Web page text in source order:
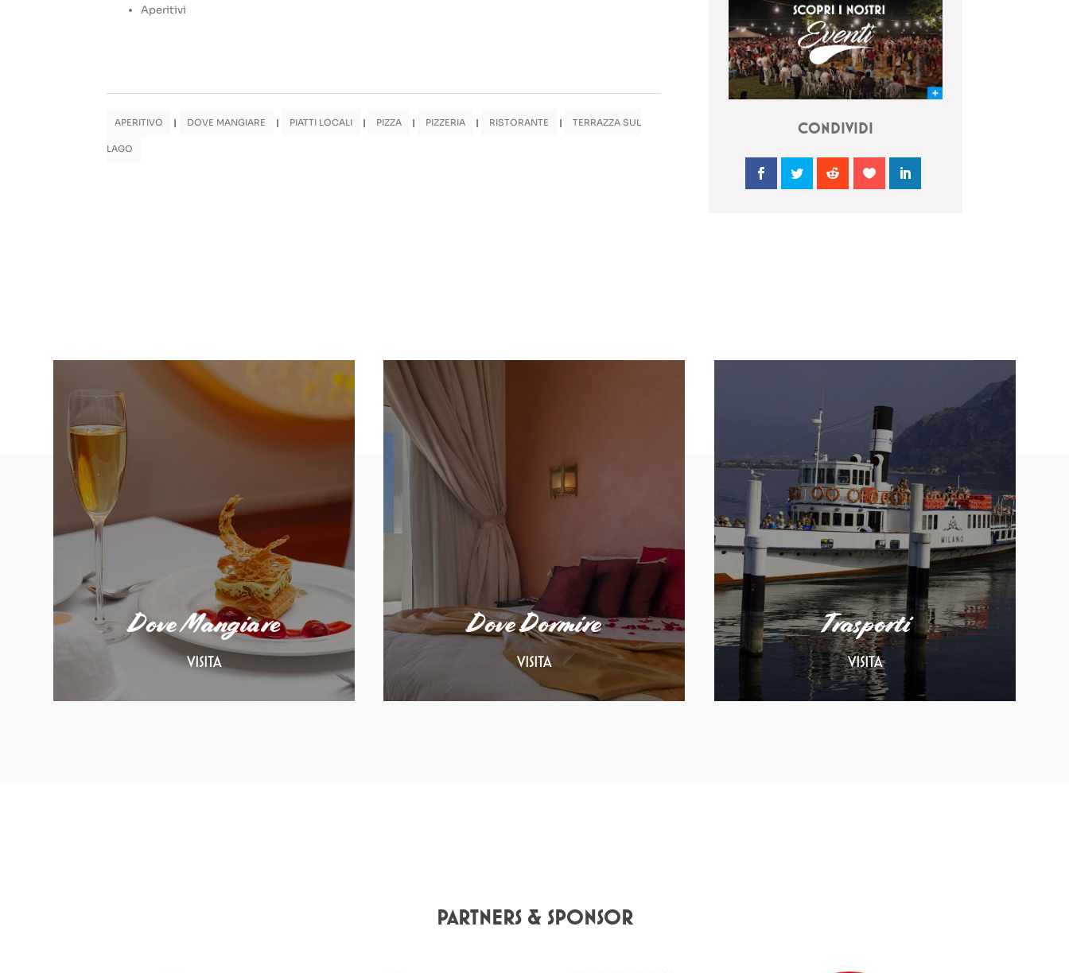
Aperitivi
APERITIVO | DOVE MANGIARE | PIATTI LOCALI | PIZZA | PIZZERIA | RISTORANTE | TERRAZZA SUL
LAGO
CONDIVIDI
Dove Mangiare
VISITA
Dove Dormire
VISITA
Trasporti
VISITA
PARTNERS & SPONSOR